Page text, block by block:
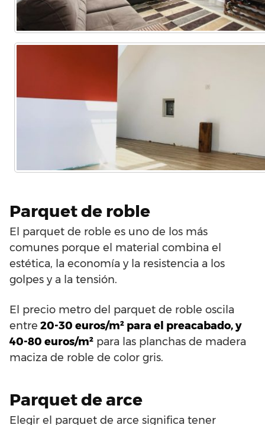
Parquet de roble
El parquet de roble es uno de los más
comunes porque el material combina el
estética, la economía y la resistencia a los
golpes y a la tensión.
El precio metro del parquet de roble oscila
entre 20-30 euros/m² para el preacabado, y
40-80 euros/m² para las planchas de madera
maciza de roble de color gris.
Parquet de arce
Elegir el parquet de arce significa tener